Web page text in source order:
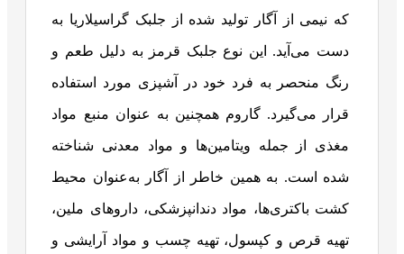
که نیمی از آگار تولید شده از جلبک گراسیلاریا به
دست می‌آید. این نوع جلبک قرمز به دلیل طعم و
رنگ منحصر به فرد خود در آشپزی مورد استفاده
قرار می‌گیرد. گاروم همچنین به عنوان منبع مواد
مغذی از جمله ویتامین‌ها و مواد معدنی شناخته
شده است. به همین خاطر از آگار به‌عنوان محیط
کشت باکتری‌ها، مواد دندانپزشکی، داروهای ملین،
تهیه قرص و کپسول، تهیه چسب و مواد آرایشی و